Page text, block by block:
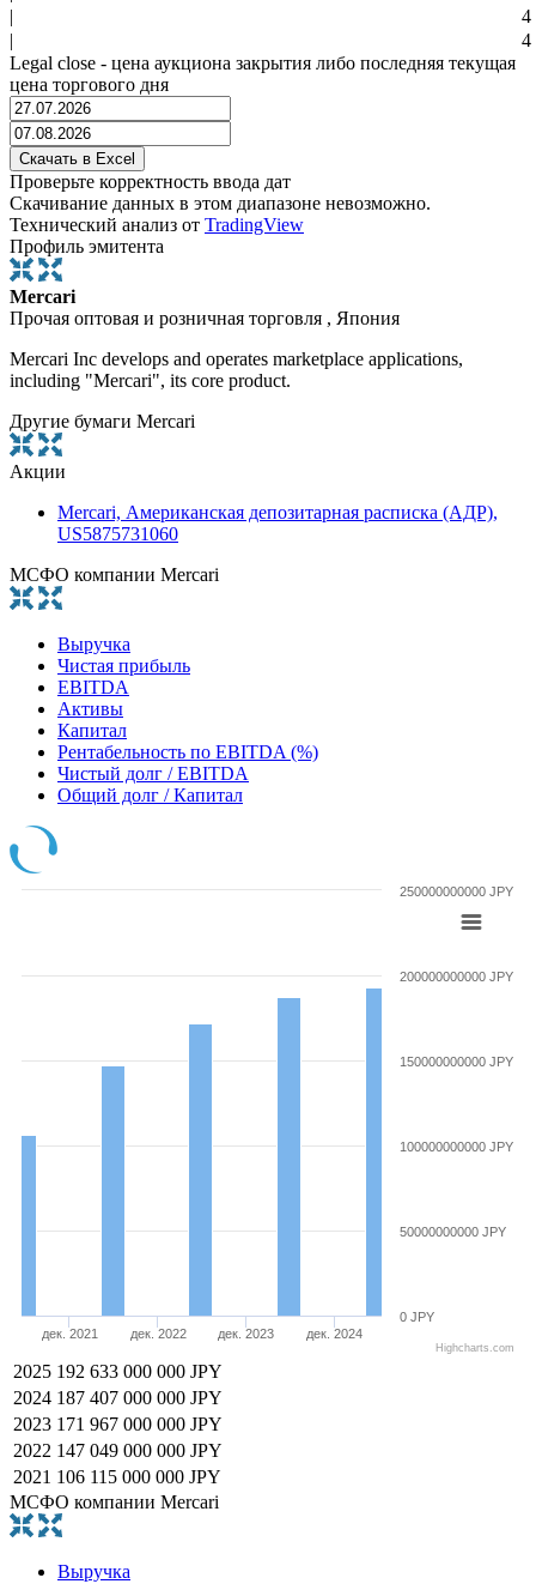
|
4
|
4
Legal close - цена аукциона закрытия либо последняя текущая
цена торгового дня
Проверьте корректность ввода дат
Скачивание данных в этом диапазоне невозможно.
Технический анализ от TradingView
Профиль эмитента
Mercari
Прочая оптовая и розничная торговля , Япония
Mercari Inc develops and operates marketplace applications,
including "Mercari", its core product.
Другие бумаги Mercari
Акции
Mercari, Американская депозитарная расписка (АДР),
US5875731060
МСФО компании Mercari
Выручка
Чистая прибыль
EBITDA
Активы
Капитал
Рентабельность по EBITDA (%)
Чистый долг / EBITDA
Общий долг / Капитал
дек. 2021 дек. 2022 дек. 2023 дек. 2024
0 JPY
50000000000 JPY
100000000000 JPY
150000000000 JPY
200000000000 JPY
250000000000 JPY
Highcharts.com
2025 192 633 000 000 JPY
2024 187 407 000 000 JPY
2023 171 967 000 000 JPY
2022 147 049 000 000 JPY
2021 106 115 000 000 JPY
МСФО компании Mercari
Выручка